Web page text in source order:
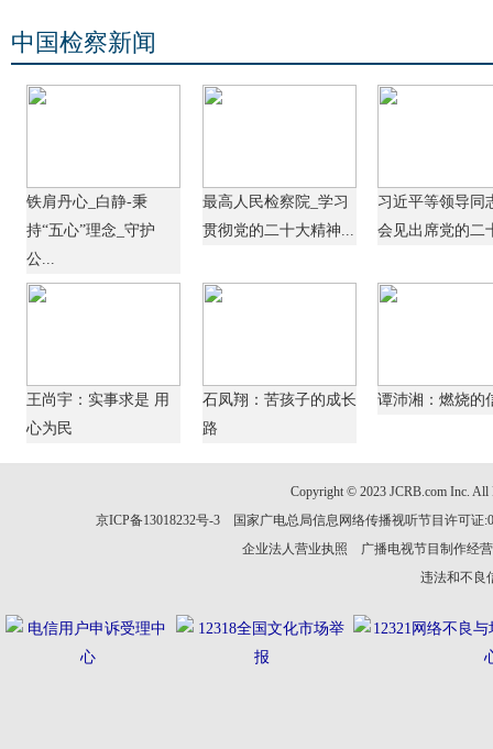
中国检察新闻
铁肩丹心_白静-秉
持“五心”理念_守护
公...
最高人民检察院_学习
贯彻党的二十大精神...
习近平等领导同
会见出席党的二
王尚宇：实事求是 用
心为民
石凤翔：苦孩子的成长
路
谭沛湘：燃烧的
Copyright © 2023 JCRB.com Inc.
京ICP备13018232号-3 国家广电总局信息网络传播视听节目许可
企业法人营业执照 广播电视节目制作经
违法和不良